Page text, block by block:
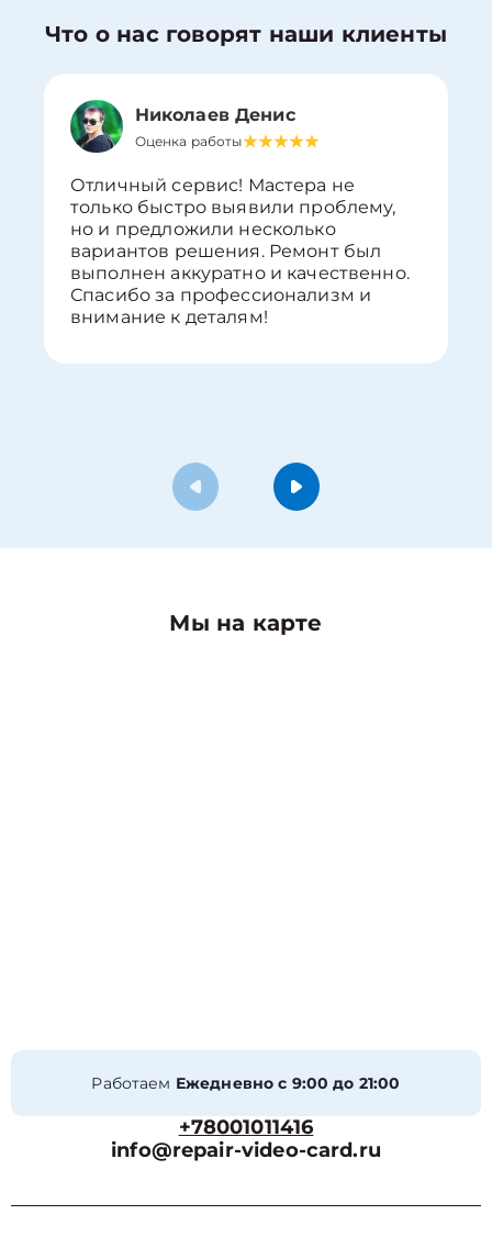
Что о нас говорят наши клиенты
Николаев Денис
Оценка работы
Отличный сервис! Мастера не
только быстро выявили проблему,
но и предложили несколько
вариантов решения. Ремонт был
выполнен аккуратно и качественно.
Спасибо за профессионализм и
внимание к деталям!
Мы на карте
Работаем Ежедневно с 9:00 до 21:00
+78001011416
info@repair-video-card.ru